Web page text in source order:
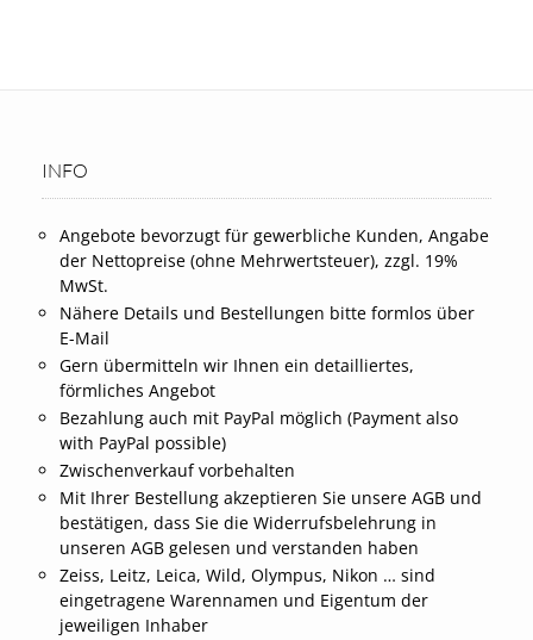
INFO
Angebote bevorzugt für gewerbliche Kunden, Angabe
der Nettopreise (ohne Mehrwertsteuer), zzgl. 19%
MwSt.
Nähere Details und Bestellungen bitte formlos über
E-Mail
Gern übermitteln wir Ihnen ein detailliertes,
förmliches Angebot
Bezahlung auch mit PayPal möglich (Payment also
with PayPal possible)
Zwischenverkauf vorbehalten
Mit Ihrer Bestellung akzeptieren Sie unsere AGB und
bestätigen, dass Sie die Widerrufsbelehrung in
unseren AGB gelesen und verstanden haben
Zeiss, Leitz, Leica, Wild, Olympus, Nikon … sind
eingetragene Warennamen und Eigentum der
jeweiligen Inhaber